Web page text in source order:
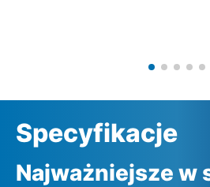
Specyfikacje
Najważniejsze w